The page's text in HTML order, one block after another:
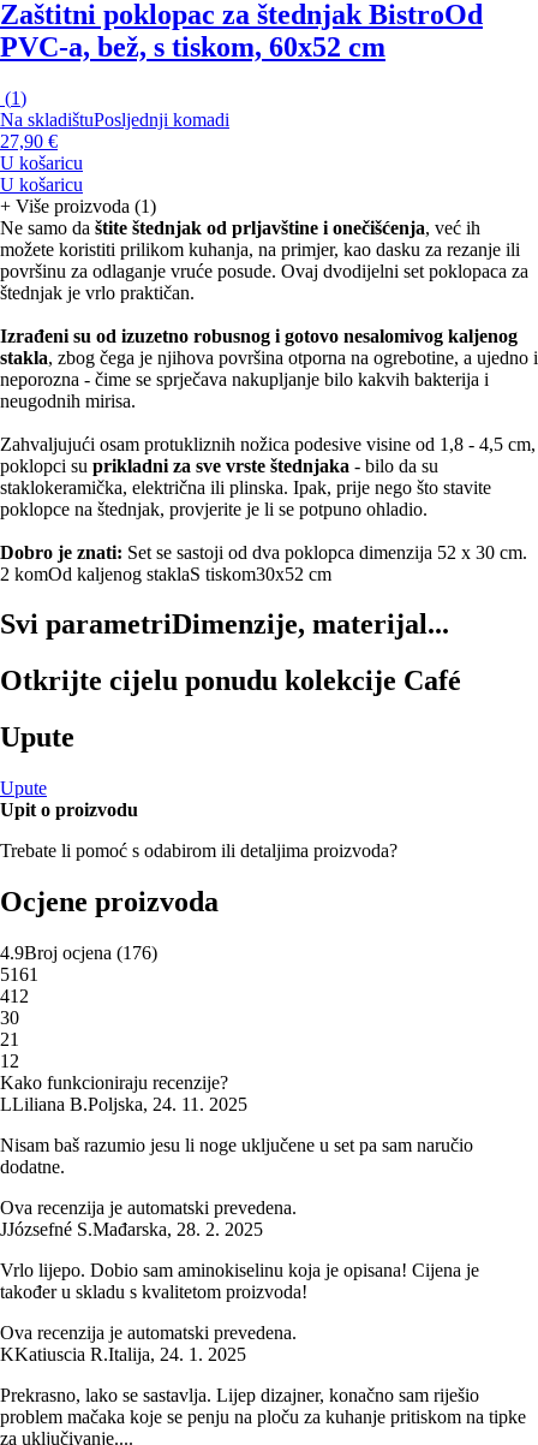
Zaštitni poklopac za štednjak BistroOd
PVC-a, bež, s tiskom, 60x52 cm
(1)
Na skladištuPosljednji komadi
27,90 €
U košaricu
U košaricu
+ Više proizvoda (1)
Ne samo da štite štednjak od prljavštine i onečišćenja, već ih
možete koristiti prilikom kuhanja, na primjer, kao dasku za rezanje ili
površinu za odlaganje vruće posude. Ovaj dvodijelni set poklopaca za
štednjak je vrlo praktičan.
Izrađeni su od izuzetno robusnog i gotovo nesalomivog kaljenog
stakla, zbog čega je njihova površina otporna na ogrebotine, a ujedno i
neporozna - čime se sprječava nakupljanje bilo kakvih bakterija i
neugodnih mirisa.
Zahvaljujući osam protukliznih nožica podesive visine od 1,8 - 4,5 cm,
poklopci su prikladni za sve vrste štednjaka - bilo da su
staklokeramička, električna ili plinska. Ipak, prije nego što stavite
poklopce na štednjak, provjerite je li se potpuno ohladio.
Dobro je znati: Set se sastoji od dva poklopca dimenzija 52 x 30 cm.
2 komOd kaljenog staklaS tiskom30x52 cm
Svi parametriDimenzije, materijal...
Otkrijte cijelu ponudu kolekcije Café
Upute
Upute
Upit o proizvodu
Trebate li pomoć s odabirom ili detaljima proizvoda?
Ocjene proizvoda
4.9Broj ocjena (176)
5161
412
30
21
1 2
Kako funkcioniraju recenzije?
LLiliana B.Poljska, 24. 11. 2025
Nisam baš razumio jesu li noge uključene u set pa sam naručio
dodatne.
Ova recenzija je automatski prevedena.
JJózsefné S.Mađarska, 28. 2. 2025
Vrlo lijepo. Dobio sam aminokiselinu koja je opisana! Cijena je
također u skladu s kvalitetom proizvoda!
Ova recenzija je automatski prevedena.
KKatiuscia R.Italija, 24. 1. 2025
Prekrasno, lako se sastavlja. Lijep dizajner, konačno sam riješio
problem mačaka koje se penju na ploču za kuhanje pritiskom na tipke
za uključivanje....